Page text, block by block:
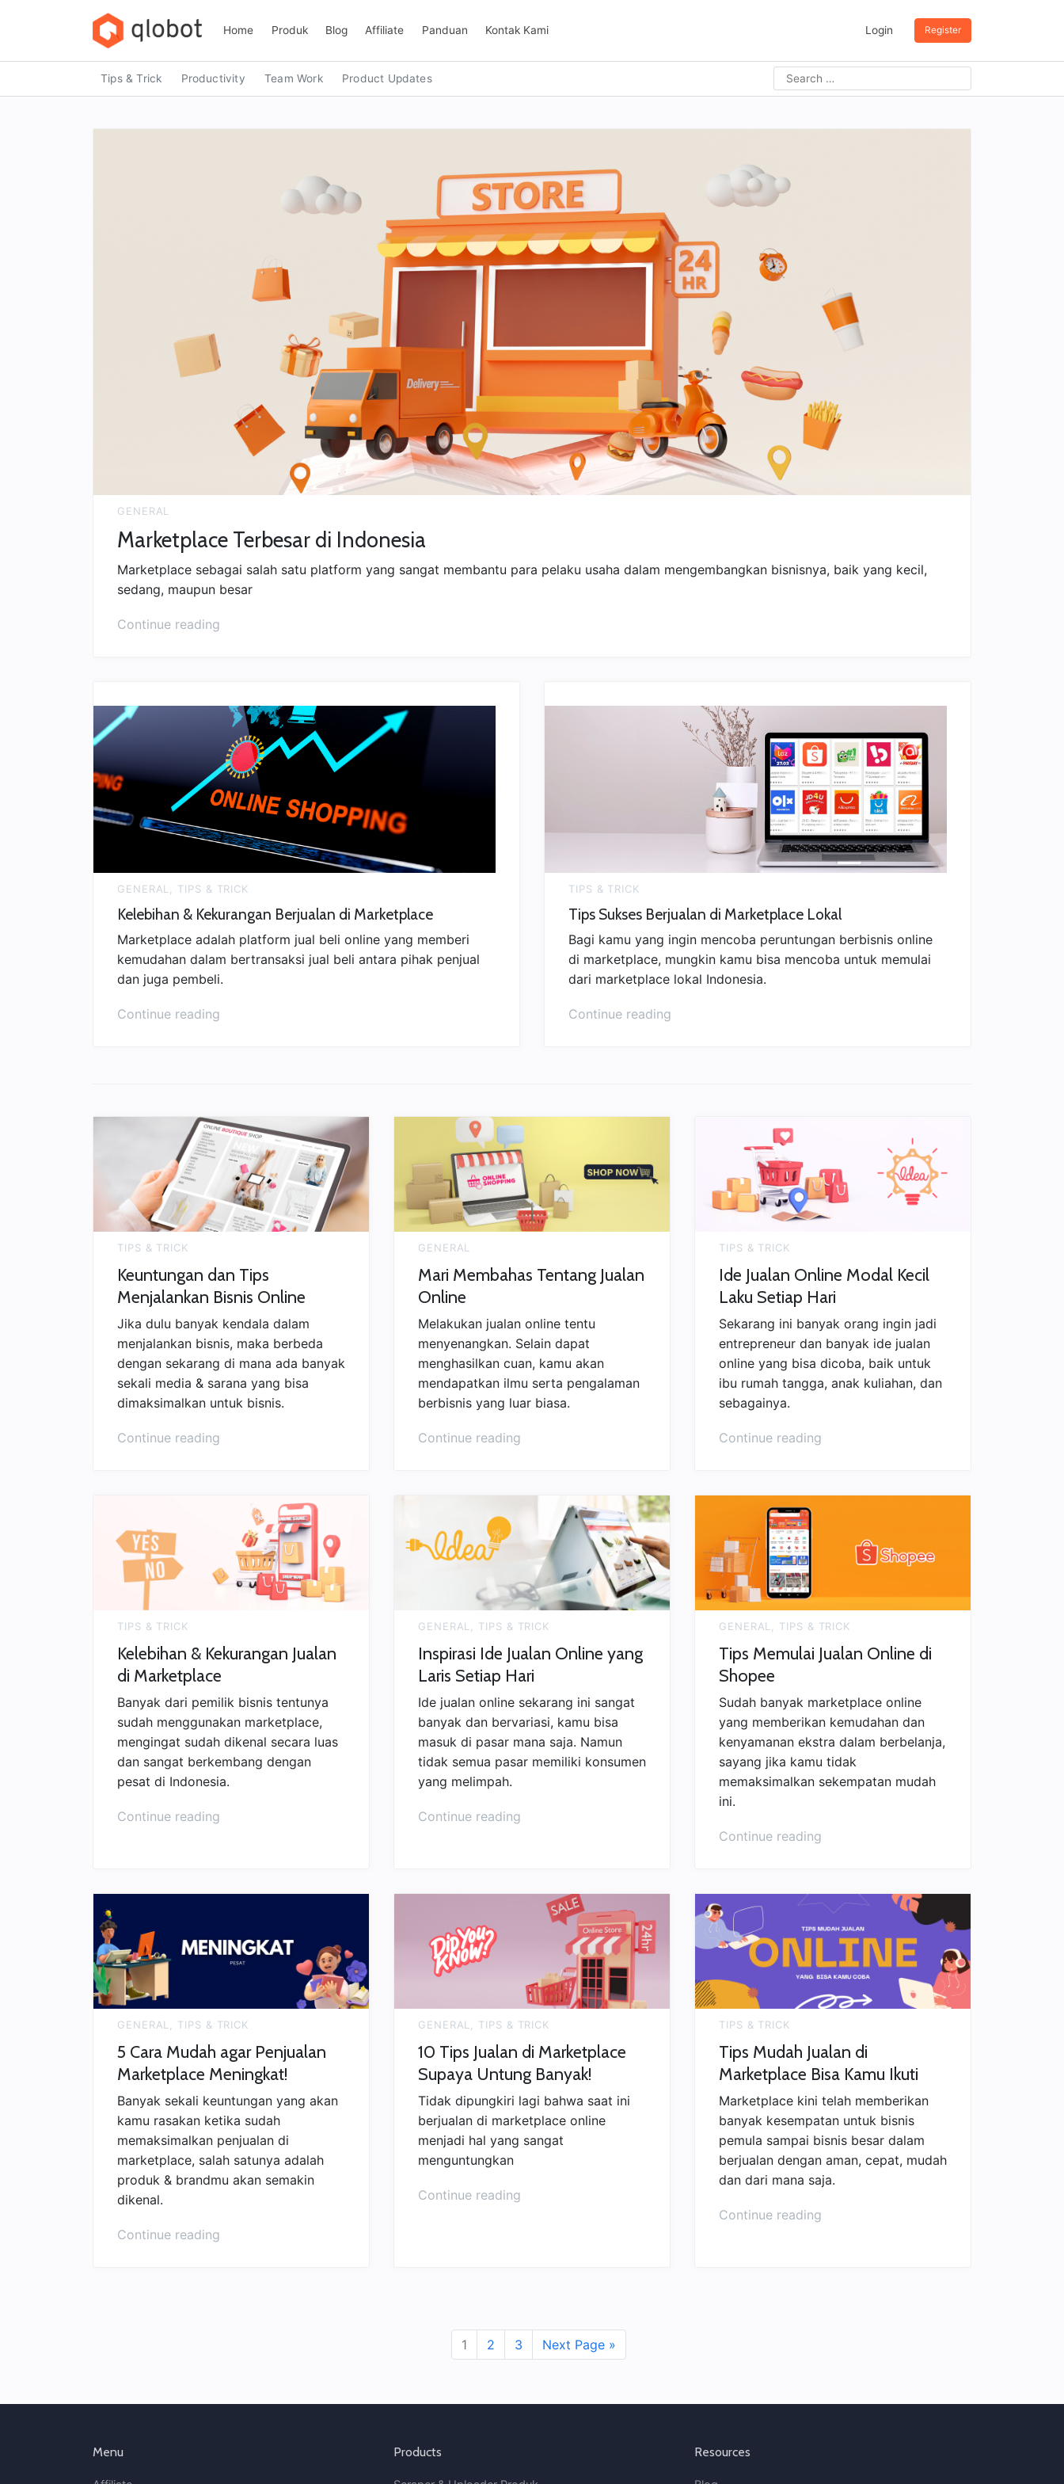
Home Produk Blog Affiliate Panduan Kontak Kami Login Register
Tips & Trick Productivity Team Work Product Updates
Search
for:
GENERAL
Marketplace Terbesar di Indonesia
Marketplace sebagai salah satu platform yang sangat membantu para pelaku usaha dalam mengembangkan bisnisnya, baik yang kecil,
sedang, maupun besar
Continue reading
GENERAL, TIPS & TRICK
Kelebihan & Kekurangan Berjualan di Marketplace
Marketplace adalah platform jual beli online yang memberi
kemudahan dalam bertransaksi jual beli antara pihak penjual
dan juga pembeli.
Continue reading
TIPS & TRICK
Tips Sukses Berjualan di Marketplace Lokal
Bagi kamu yang ingin mencoba peruntungan berbisnis online
di marketplace, mungkin kamu bisa mencoba untuk memulai
dari marketplace lokal Indonesia.
Continue reading
TIPS & TRICK
Keuntungan dan Tips
Menjalankan Bisnis Online
Jika dulu banyak kendala dalam
menjalankan bisnis, maka berbeda
dengan sekarang di mana ada banyak
sekali media & sarana yang bisa
dimaksimalkan untuk bisnis.
Continue reading
Bisnis
Online”
GENERAL
Mari Membahas Tentang Jualan
Online
Melakukan jualan online tentu
menyenangkan. Selain dapat
menghasilkan cuan, kamu akan
mendapatkan ilmu serta pengalaman
berbisnis yang luar biasa.
Continue reading“Mari
Jualan
TIPS & TRICK
Ide Jualan Online Modal Kecil
Laku Setiap Hari
Sekarang ini banyak orang ingin jadi
entrepreneur dan banyak ide jualan
online yang bisa dicoba, baik untuk
ibu rumah tangga, anak kuliahan, dan
sebagainya.
Continue reading“Ide
Modal
Setiap
TIPS & TRICK
Kelebihan & Kekurangan Jualan
di Marketplace
Banyak dari pemilik bisnis tentunya
sudah menggunakan marketplace,
mengingat sudah dikenal secara luas
dan sangat berkembang dengan
pesat di Indonesia.
Continue reading
di
GENERAL, TIPS & TRICK
Inspirasi Ide Jualan Online yang
Laris Setiap Hari
Ide jualan online sekarang ini sangat
banyak dan bervariasi, kamu bisa
masuk di pasar mana saja. Namun
tidak semua pasar memiliki konsumen
yang melimpah.
Continue reading“Inspirasi
yang
Laris
GENERAL, TIPS & TRICK
Tips Memulai Jualan Online di
Shopee
Sudah banyak marketplace online
yang memberikan kemudahan dan
kenyamanan ekstra dalam berbelanja,
sayang jika kamu tidak
memaksimalkan sekempatan mudah
ini.
Continue reading“Tips
Online
di
Shopee”
GENERAL, TIPS & TRICK
5 Cara Mudah agar Penjualan
Marketplace Meningkat!
Banyak sekali keuntungan yang akan
kamu rasakan ketika sudah
memaksimalkan penjualan di
marketplace, salah satunya adalah
produk & brandmu akan semakin
dikenal.
Continue reading
GENERAL, TIPS & TRICK
10 Tips Jualan di Marketplace
Supaya Untung Banyak!
Tidak dipungkiri lagi bahwa saat ini
berjualan di marketplace online
menjadi hal yang sangat
menguntungkan
Continue reading“10
Banyak!”
TIPS & TRICK
Tips Mudah Jualan di
Marketplace Bisa Kamu Ikuti
Marketplace kini telah memberikan
banyak kesempatan untuk bisnis
pemula sampai bisnis besar dalam
berjualan dengan aman, cepat, mudah
dan dari mana saja.
Continue reading“Tips
1 2 3 Next Page »
Menu Products Resources